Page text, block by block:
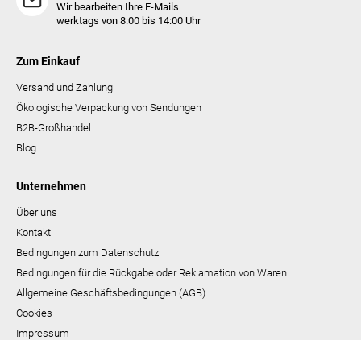
Wir bearbeiten Ihre E-Mails
werktags von 8:00 bis 14:00 Uhr
Zum Einkauf
Versand und Zahlung
Ökologische Verpackung von Sendungen
B2B-Großhandel
Blog
Unternehmen
Über uns
Kontakt
Bedingungen zum Datenschutz
Bedingungen für die Rückgabe oder Reklamation von Waren
Allgemeine Geschäftsbedingungen (AGB)
Cookies
Impressum